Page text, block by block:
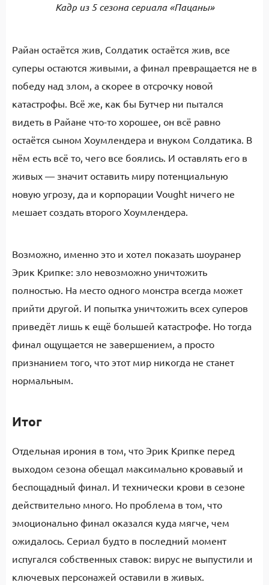
Кадр из 5 сезона сериала «Пацаны»
Райан остаётся жив, Солдатик остаётся жив, все
суперы остаются живыми, а финал превращается не в
победу над злом, а скорее в отсрочку новой
катастрофы. Всё же, как бы Бутчер ни пытался
видеть в Райане что-то хорошее, он всё равно
остаётся сыном Хоумлендера и внуком Солдатика. В
нём есть всё то, чего все боялись. И оставлять его в
живых — значит оставить миру потенциальную
новую угрозу, да и корпорации Vought ничего не
мешает создать второго Хоумлендера.
Возможно, именно это и хотел показать шоуранер
Эрик Крипке: зло невозможно уничтожить
полностью. На место одного монстра всегда может
прийти другой. И попытка уничтожить всех суперов
приведёт лишь к ещё большей катастрофе. Но тогда
финал ощущается не завершением, а просто
признанием того, что этот мир никогда не станет
нормальным.
Итог
Отдельная ирония в том, что Эрик Крипке перед
выходом сезона обещал максимально кровавый и
беспощадный финал. И технически крови в сезоне
действительно много. Но проблема в том, что
эмоционально финал оказался куда мягче, чем
ожидалось. Сериал будто в последний момент
испугался собственных ставок: вирус не выпустили и
ключевых персонажей оставили в живых.